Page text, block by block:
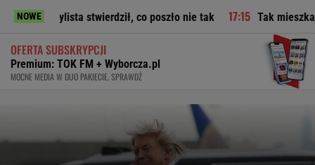
NOWE co poszło nie tak Tak mieszkają Malinowska i
OFERTA SUBSKRYPCJI
Premium: TOK FM + Wyborcza.pl
MOCNE MEDIA W DUO PAKIECIE. SPRAWDŹ